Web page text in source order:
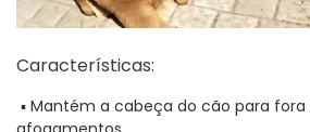
Características:
▪ Mantém a cabeça do cão para